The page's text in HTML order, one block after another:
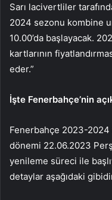
Sarı lacivertliler
2024 sezonu kombine
10.00’da başlayacak.
kartlarının
eder.”
İşte Fenerbahçe’nin
Fenerbahçe 2023-
dönemi 22.06.2023
yenileme süreci ile
detaylar aşağıdaki